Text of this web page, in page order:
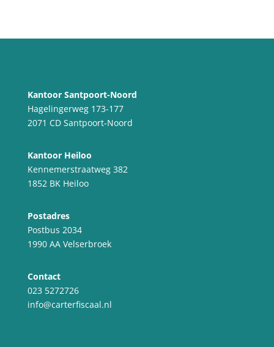
Kantoor Santpoort-Noord
Hagelingerweg 173-177
2071 CD Santpoort-Noord
Kantoor Heiloo
Kennemerstraatweg 382
1852 BK Heiloo
Postadres
Postbus 2034
1990 AA Velserbroek
Contact
023 5272726
info@carterfiscaal.nl